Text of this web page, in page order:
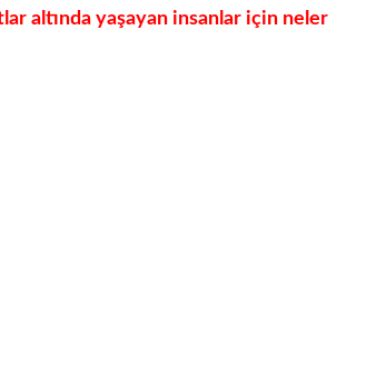
altında yaşayan insanlar için neler